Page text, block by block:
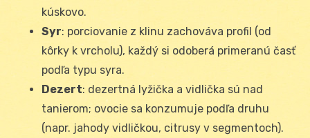
kúskovo.
Syr: porciovanie z klinu zachováva profil (od
kôrky k vrcholu), každý si odoberá primeranú časť
podľa typu syra.
Dezert: dezertná lyžička a vidlička sú nad
tanierom; ovocie sa konzumuje podľa druhu
(napr. jahody vidličkou, citrusy v segmentoch).